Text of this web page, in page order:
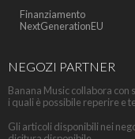
Finanziamento
NextGenerationEU
NEGOZI PARTNER
Banana Music collabora
i quali è possibile reperire e
Gli articoli disponibili nei